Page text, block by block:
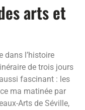
arts et
dans l’histoire
de trois jours
fascinant : les
ma matinée par
Arts de Séville,